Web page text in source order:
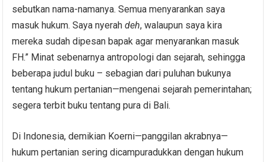
sebutkan nama-namanya. Semua menyarankan saya
masuk hukum. Saya nyerahdeh, walaupun saya kira
mereka sudah dipesan bapak agar menyarankan masuk
FH.” Minat sebenarnya antropologi dan sejarah, sehingga
beberapa judul buku – sebagian dari puluhan bukunya
tentang hukum pertanian—mengenai sejarah pemerintahan;
segera terbit buku tentang pura di Bali.
Di Indonesia, demikian Koerni—panggilan akrabnya—
hukum pertanian sering dicampuradukkan dengan hukum